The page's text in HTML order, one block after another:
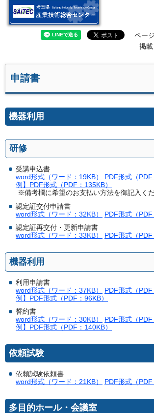
埼玉県 産業技術総合セン
ペー
掲
申請書
機器利用
研修
受講申込書
word形式（ワード：19KB）
PDF形式（PDF
例】PDF形式（PDF：135KB）
※備考欄に希望のお支払い方法を御記入く
認定証交付申請書
word形式（ワード：32KB）
PDF形式（PDF
認定証再交付・更新申請書
word形式（ワード：33KB）
PDF形式（PDF
機器利用
利用申請書
word形式（ワード：37KB）
PDF形式（PDF
例】PDF形式（PDF：96KB）
誓約書
word形式（ワード：30KB）
PDF形式（PDF
例】PDF形式（PDF：140KB）
依頼試験
依頼試験依頼書
word形式（ワード：21KB）
PDF形式（PDF
多目的ホール・会議室